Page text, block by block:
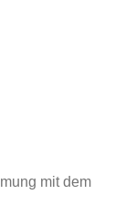
mit dem